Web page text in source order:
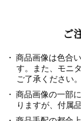
ご
商品画像は色合
す。また、モニ
ご了承ください。
商品画像の一部
りますが、付属